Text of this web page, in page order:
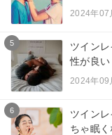
2024年07
5
ツイン
性が良
2024年09
6
ツイン
ちゃ眠